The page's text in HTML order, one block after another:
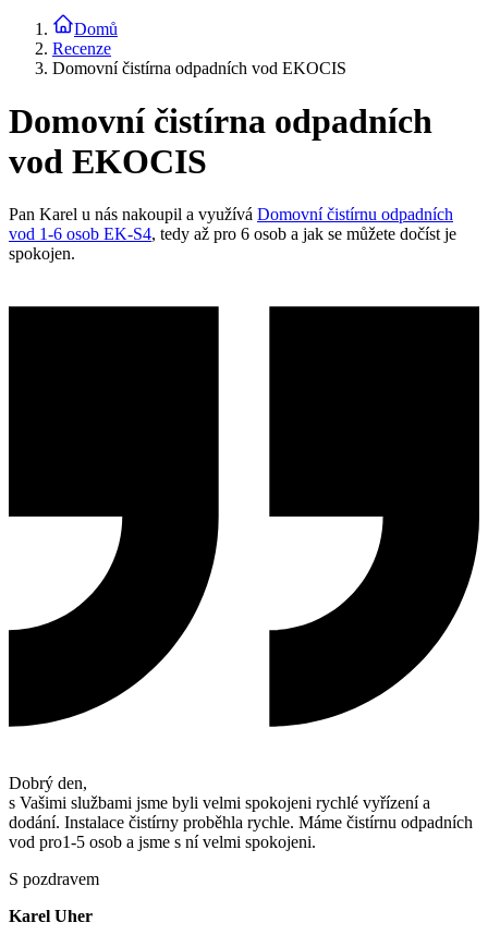
Domů
Recenze
Domovní čistírna odpadních vod EKOCIS
Domovní čistírna odpadních
vod EKOCIS
Pan Karel u nás nakoupil a využívá Domovní čistírnu odpadních
vod 1-6 osob EK-S4, tedy až pro 6 osob a jak se můžete dočíst je
spokojen.
Dobrý den,
s Vašimi službami jsme byli velmi spokojeni rychlé vyřízení a
dodání. Instalace čistírny proběhla rychle. Máme čistírnu odpadních
vod pro1-5 osob a jsme s ní velmi spokojeni.
S pozdravem
Karel Uher